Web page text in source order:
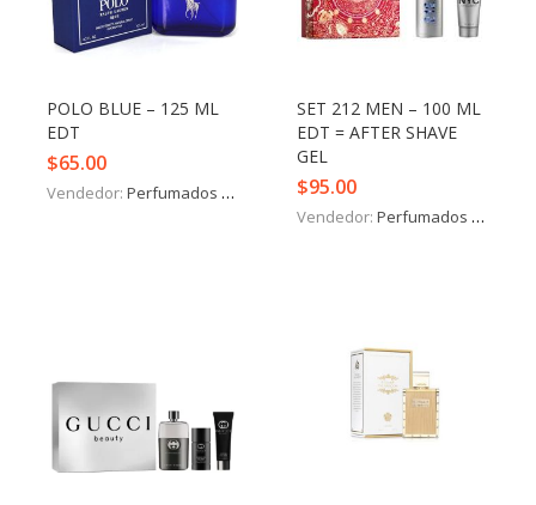
POLO BLUE – 125 ML
EDT
$65.00
Vendedor: Perfumados y más
SET 212 MEN – 100 ML
EDT = AFTER SHAVE
GEL
$95.00
Vendedor: Perfumados y más